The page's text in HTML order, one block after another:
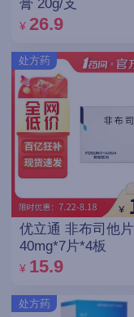
膏 20g/支
¥ 26.9
处方药
优立通 非布司他片
40mg*7片*4板
¥ 15.9
处方药